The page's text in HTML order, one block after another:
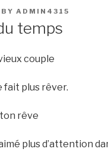
BY ADMIN4315
temps
couple
fait plus rêver.
ton rêve
aimé plus d’attention